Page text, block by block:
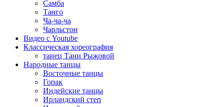
Самба
Танго
Ча-ча-ча
Чарльстон
Видео с Youtube
Классическая хореография
танец Тани Рыжовой
Народные танцы
Восточные танцы
Гопак
Индейские танцы
Ирландский степ